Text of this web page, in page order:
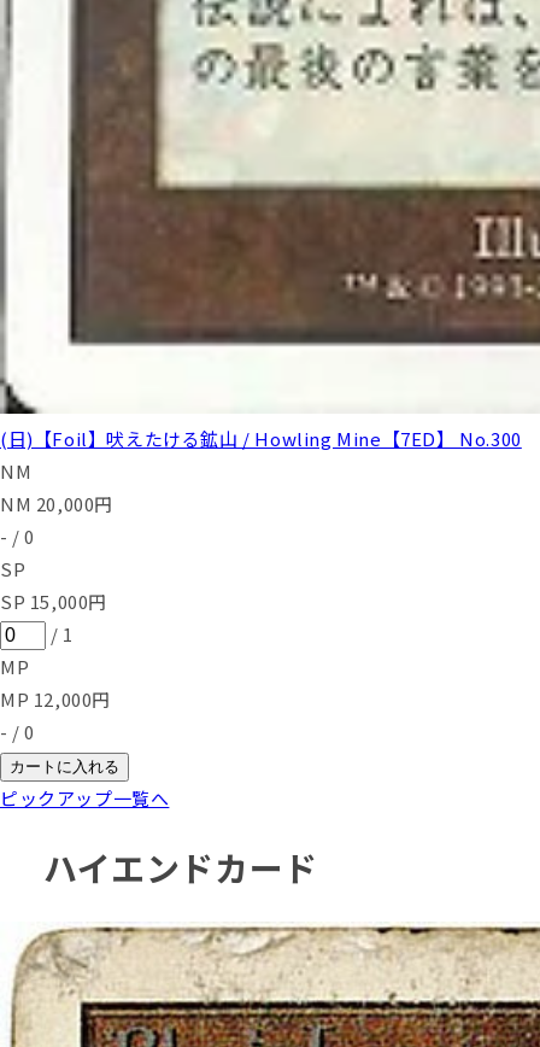
(日)【Foil】吠えたける鉱山 / Howling Mine【7ED】 No.300
NM
NM 20,000円
- / 0
SP
SP 15,000円
/ 1
MP
MP 12,000円
- / 0
カートに入れる
ピックアップ一覧へ
ハイエンドカード